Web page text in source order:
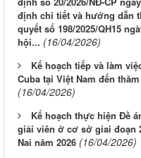
định chi tiết và hướng dẫn
quyết số 198/2025/QH15
hội... (16/04/2026)
Kế hoạch tiếp và làm
Cuba tại Việt Nam đến
(16/04/2026)
Kế hoạch thực hiện Đề
giải viên ở cơ sở giai đoạn
Nai năm 2026 (16/04/2026)